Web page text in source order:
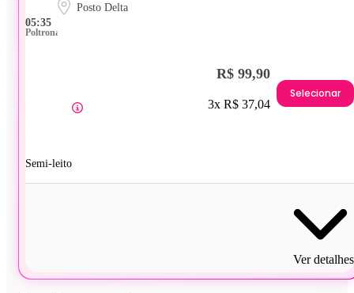
05:35
Posto Delta
Poltrona
Semi-leito
R$ 99,90
3x R$ 37,04
Selecionar
Ver detalhes